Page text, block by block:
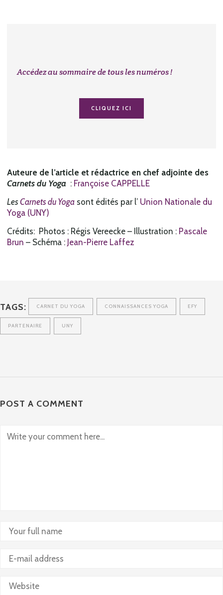
Accédez au sommaire de tous les numéros !
CLIQUEZ ICI
Auteure de l’article et rédactrice en chef adjointe des
Carnets du Yoga : Françoise CAPPELLE
Les Carnets du Yoga sont édités par l’ Union Nationale du
Yoga (UNY)
Crédits: Photos : Régis Vereecke – Illustration : Pascale
Brun – Schéma : Jean-Pierre Laffez
TAGS: CARNET DU YOGA CONNAISSANCES YOGA EFY
PARTENAIRE UNY
POST A COMMENT